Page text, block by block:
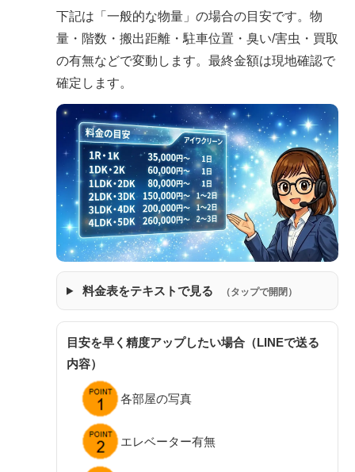
下記は「一般的な物量」の場合の目安です。物
量・階数・搬出距離・駐車位置・臭い/害虫・買取
の有無などで変動します。最終金額は現地確認で
確定します。
料金表をテキストで見る （タップで開閉）
目安を早く精度アップしたい場合（LINEで送る
内容）
各部屋の写真
エレベーター有無